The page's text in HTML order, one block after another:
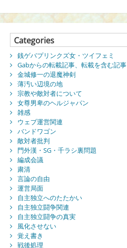
Categories
銭ゲバプリンクズ女・ツイフェミ
Gabからの転載記事、転載を含む記事
金城修一の退魔神剣
薄汚い辺境の地
宗教や敵対者について
女尊男卑のヘルジャパン
雑感
ウェブ運営関連
バンドワゴン
敵対者批判
門外漢・SG・千ラシ裏問題
編成会議
粛清
言論の自由
運営局面
自主独立へのたたかい
自主独立闘争関連
自主独立闘争の真実
風化させない
覚え書き
戦後処理